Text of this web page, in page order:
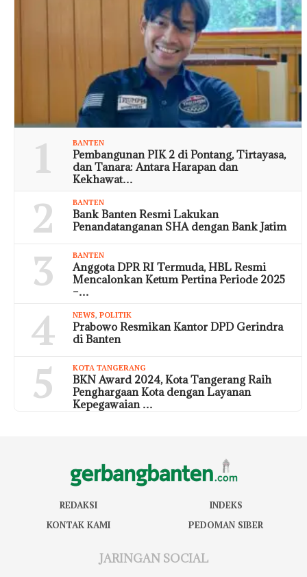
1 BANTEN
Pembangunan PIK 2 di Pontang, Tirtayasa,
dan Tanara: Antara Harapan dan
Kekhawat…
2 BANTEN
Bank Banten Resmi Lakukan
Penandatanganan SHA dengan Bank Jatim
3 BANTEN
Anggota DPR RI Termuda, HBL Resmi
Mencalonkan Ketum Pertina Periode 2025
–…
4 NEWS, POLITIK
Prabowo Resmikan Kantor DPD Gerindra
di Banten
5 KOTA TANGERANG
BKN Award 2024, Kota Tangerang Raih
Penghargaan Kota dengan Layanan
Kepegawaian …
REDAKSI
INDEKS
KONTAK KAMI
PEDOMAN SIBER
JARINGAN SOCIAL